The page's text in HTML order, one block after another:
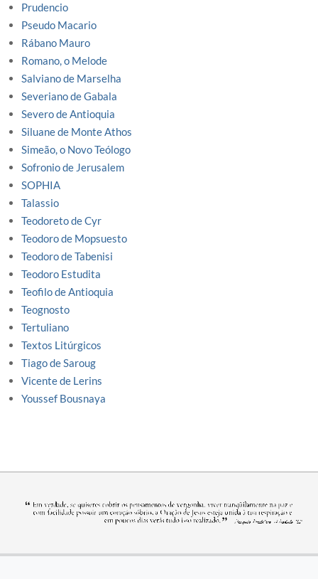
Prudencio
Pseudo Macario
Rábano Mauro
Romano, o Melode
Salviano de Marselha
Severiano de Gabala
Severo de Antioquia
Siluane de Monte Athos
Simeão, o Novo Teólogo
Sofronio de Jerusalem
SOPHIA
Talassio
Teodoreto de Cyr
Teodoro de Mopsuesto
Teodoro de Tabenisi
Teodoro Estudita
Teofilo de Antioquia
Teognosto
Tertuliano
Textos Litúrgicos
Tiago de Saroug
Vicente de Lerins
Youssef Bousnaya